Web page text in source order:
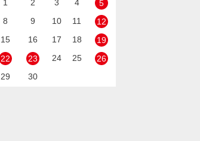
1
2 3 4
5
8 9 10 11
12
15 16 17 18
19
22 23 24 25
26
29 30